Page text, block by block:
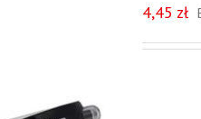
4,45 zł